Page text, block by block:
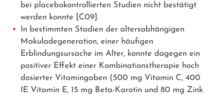
bei placebokontrollierten Studien nicht bestätigt
werden konnte
[C09].
In bestimmten Stadien der altersabhängigen
Makuladegeneration, einer häufigen
Erblindungsursache im Alter, konnte dagegen ein
positiver Effekt einer Kombinationstherapie hoch
dosierter Vitamingaben (500 mg Vitamin C, 400
IE Vitamin E, 15 mg Beta-Karotin und 80 mg Zink